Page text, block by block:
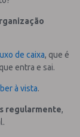
de caixa, que é
entra e sai.
à vista.
regularmente,